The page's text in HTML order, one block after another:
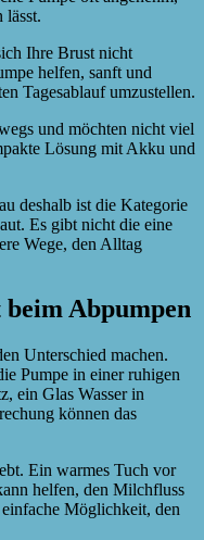
lässt.
Ihre Brust nicht
helfen, sanft und
Tagesablauf umzustellen.
und möchten nicht viel
Lösung mit Akku und
deshalb ist die Kategorie
Es gibt nicht die eine
Wege, den Alltag
Abpumpen
Unterschied machen.
Pumpe in einer ruhigen
ein Glas Wasser in
können das
Ein warmes Tuch vor
helfen, den Milchfluss
Möglichkeit, den